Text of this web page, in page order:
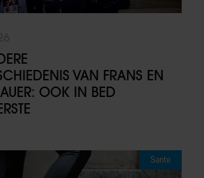
VAN FRANS EN
OOK IN BED
Sante